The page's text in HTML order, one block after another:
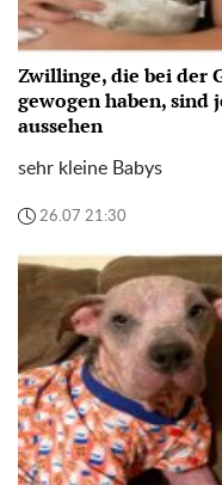
Zwillinge, die bei der
gewogen haben, sind
aussehen
sehr kleine Babys
26.07 21:30